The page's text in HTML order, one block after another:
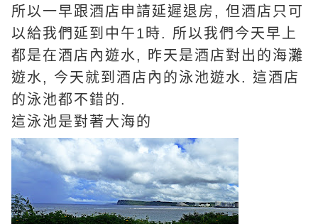
所以一早跟酒店申請延遲退房, 但酒店只可
以給我們延到中午1時. 所以我們今天早上
都是在酒店內遊水, 昨天是酒店對出的海灘
遊水, 今天就到酒店內的泳池遊水. 這酒店
的泳池都不錯的.
這泳池是對著大海的